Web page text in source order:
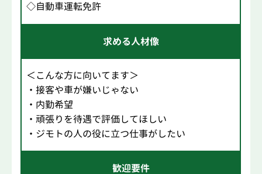
◇自動車運転免許
求める人材像
＜こんな方に向いてます＞
・接客や車が嫌いじゃない
・内勤希望
・頑張りを待遇で評価してほしい
・ジモトの人の役に立つ仕事がしたい
歓迎要件